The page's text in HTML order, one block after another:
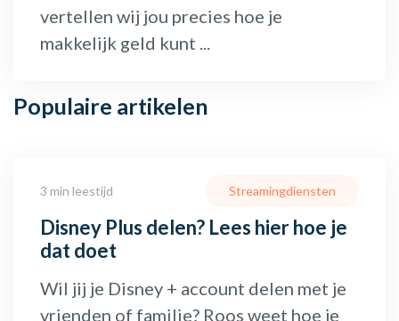
vertellen wij jou precies hoe je
makkelijk geld kunt ...
Populaire artikelen
3 min leestijd
Disney Plus delen? Lees hier hoe je
dat doet
Streamingdiensten
Wil jij je Disney + account delen met je
vrienden of familie? Roos weet hoe je